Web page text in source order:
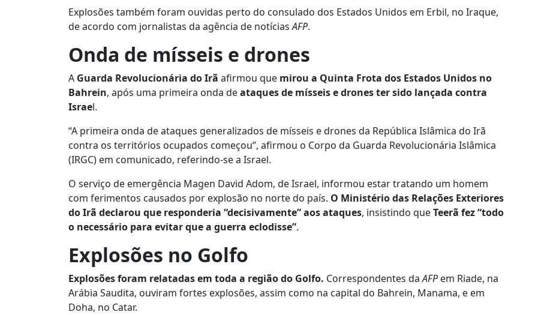
Explosões também foram ouvidas perto do consulado dos Estados Unidos em Erbil, no Iraque,
de acordo com jornalistas da agência de notíciasAFP.
Onda de mísseis e drones
A Guarda Revolucionária do Irã afirmou que mirou a Quinta Frota dos Estados Unidos no
Bahrein, após uma primeira onda deataques de mísseis e drones ter sido lançada contra
Israel.
“A primeira onda de ataques generalizados de mísseis e drones da República Islâmica do Irã
contra os territórios ocupados começou”, afirmou o Corpo da Guarda Revolucionária Islâmica
(IRGC) em comunicado, referindo-se a Israel.
O serviço de emergência Magen David Adom, de Israel, informou estar tratando um homem
com ferimentos causados por explosão no norte do país. O Ministério das Relações Exteriores
do Irã declarou que responderia “decisivamente” aos ataques, insistindo queTeerã fez “todo
o necessário para evitar que a guerra eclodisse”.
Explosões no Golfo
Explosões foram relatadas em toda a região do Golfo. Correspondentes daAFP em Riade, na
Arábia Saudita, ouviram fortes explosões, assim como na capital do Bahrein, Manama, e em
Doha, no Catar.